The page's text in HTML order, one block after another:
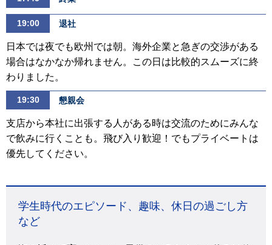
19:00 退社
日本では夜でも欧州では朝。海外企業と急ぎの交渉がある
場合はなかなか帰れません。この日は比較的スムーズに終
わりました。
19:30 懇親会
支店から本社に出張する人がある時は交流のためにみんな
で飲みに行くことも。飛び入り歓迎！でもプライベートは
優先してください。
学生時代のエピソード、趣味、休日の過ごし方
など